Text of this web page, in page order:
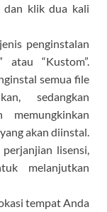
dan klik dua kali
penginstalan
“Kustom”.
semua file
sedangkan
memungkinkan
akan diinstal.
perjanjian lisensi,
melanjutkan
tempat Anda